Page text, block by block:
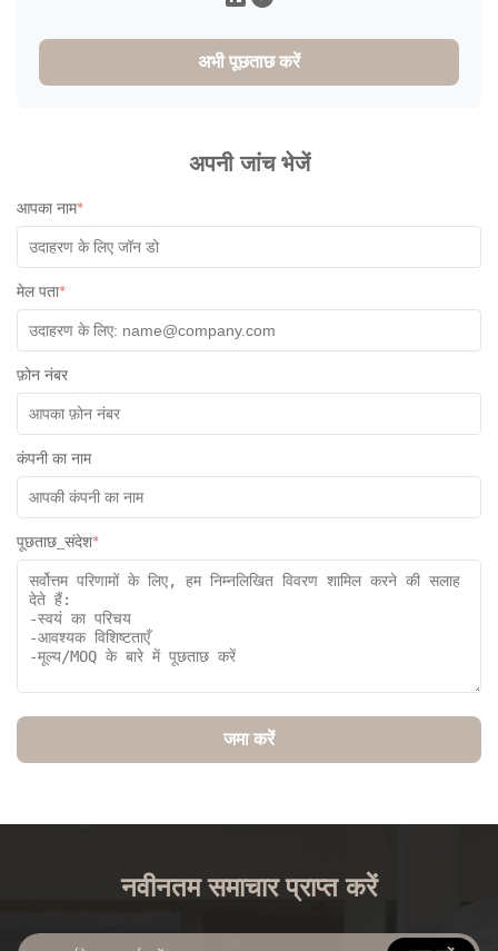
अभी पूछताछ करें
अपनी जांच भेजें
आपका नाम*
मेल पता*
फ़ोन नंबर
कंपनी का नाम
पूछताछ_संदेश*
जमा करें
नवीनतम समाचार प्राप्त करें